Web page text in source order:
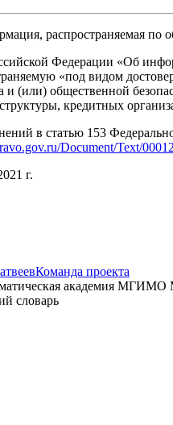
распространяемая
Федерации «Об
«под видом
и (или) общественной
кредитных
в статью 153
Document/Text/
г.
Команда проекта
академия МГИМО
словарь